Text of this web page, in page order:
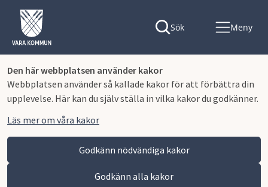
Den här webbplatsen använder kakor
Webbplatsen använder så kallade kakor för att förbättra din
upplevelse. Här kan du själv ställa in vilka kakor du godkänner.
Läs mer om våra kakor
Godkänn nödvändiga kakor
Godkänn alla kakor
Sök Meny